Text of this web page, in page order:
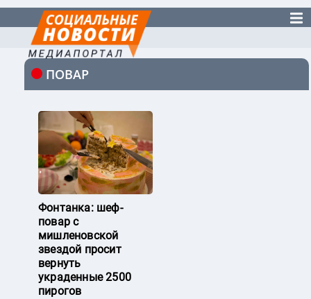
ПОВАР
Фонтанка: шеф-
повар с
мишленовской
звездой просит
вернуть
украденные 2500
пирогов